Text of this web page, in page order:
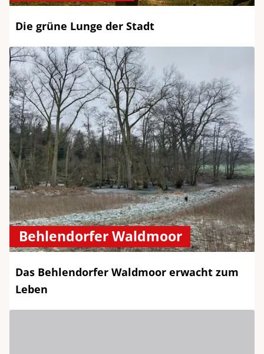
Die grüne Lunge der Stadt
Behlendorfer Waldmoor
Das Behlendorfer Waldmoor erwacht zum
Leben